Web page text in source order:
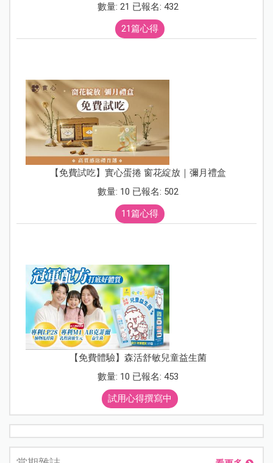
數量: 21 已報名: 432
21篇心得
【免費試吃】實心蛋捲 窗花綻放｜彌月禮盒
數量: 10 已報名: 502
11篇心得
【免費體驗】森活舒敏兒童益生菌
數量: 10 已報名: 453
試用心得撰寫中